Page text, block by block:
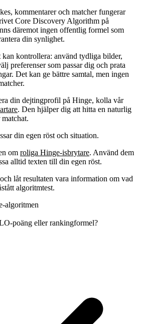
kommentarer och matcher fungerar
Core Discovery Algorithm på
däremot ingen offentlig formel som
din synlighet.
kontrollera: använd tydliga bilder,
preferenser som passar dig och prata
Det kan ge bättre samtal, men ingen
din dejtingprofil på Hinge, kolla vår
. Den hjälper dig att hitta en naturlig
din egen röst och situation.
om roliga Hinge-isbrytare. Använd dem
alltid texten till din egen röst.
låt resultaten vara information om vad
algoritmtest.
algoritmen
poäng eller rankingformel?